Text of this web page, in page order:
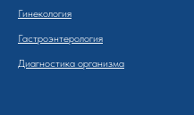
Гинекология
Гастроэнтерология
Диагностика организма